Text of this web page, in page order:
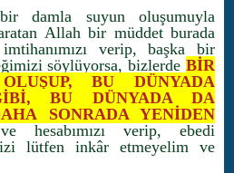
damla suyun oluşumuyla
Allah bir müddet burada
verip, başka bir
söylüyorsa, bizlerde BİR
BU DÜNYADA
BU DÜNYADA DA
SONRADA YENİDEN
hesabımızı verip, ebedi
lütfen inkâr etmeyelim ve